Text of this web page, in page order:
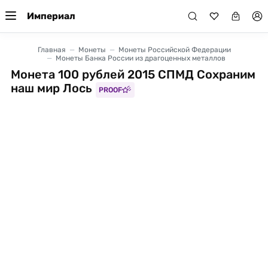
Империал
Главная Монеты
Монеты Российской Федерации
Монеты Банка России из драгоценных металлов
Монета 100 рублей 2015 СПМД Сохраним
наш мир Лось
PROOF